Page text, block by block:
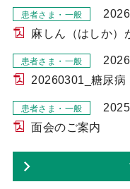
患者さま・一般
麻しん（はしか）
患者さま・一般
20260301_糖尿病
患者さま・一般
面会のご案内